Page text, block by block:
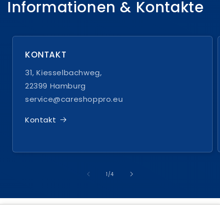
Informationen & Kontakte
KONTAKT
31, Kiesselbachweg,
22399 Hamburg
service@careshoppro.eu
Kontakt
1 /von
4